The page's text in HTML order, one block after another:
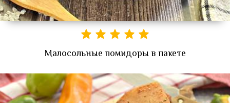
Малосольные помидоры в пакете